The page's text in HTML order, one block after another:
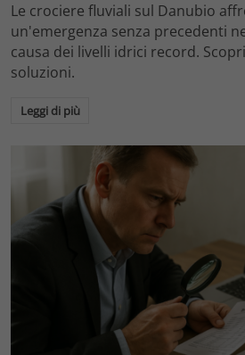
Le crociere fluviali sul Danubio
un'emergenza senza precedenti
causa dei livelli idrici record.
soluzioni.
Leggi di più